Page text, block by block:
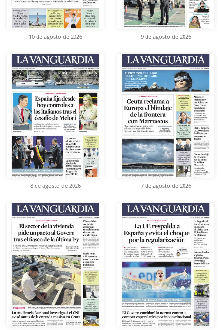
10 de agosto de 2026 9 de agosto de 2026
8 de agosto de 2026 7 de agosto de 2026